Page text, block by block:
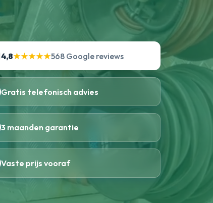
4,8★★★★★568 Google reviews
Gratis telefonisch advies
3 maanden garantie
Vaste prijs vooraf